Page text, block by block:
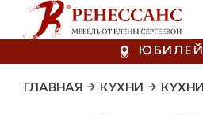
ГЛАВНАЯ → КУХНИ →